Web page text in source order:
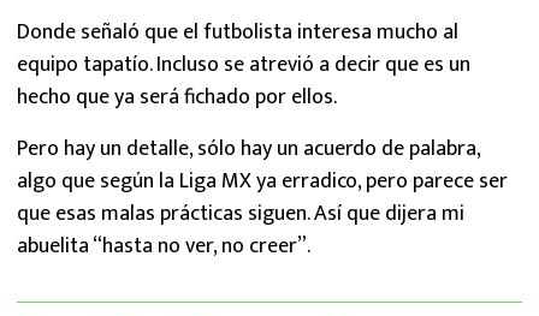
Donde señaló que el futbolista interesa mucho al
equipo tapatío. Incluso se atrevió a decir que es un
hecho que ya será fichado por ellos.
Pero hay un detalle, sólo hay un acuerdo de palabra,
algo que según la Liga MX ya erradico, pero parece ser
que esas malas prácticas siguen. Así que dijera mi
abuelita “hasta no ver, no creer”.